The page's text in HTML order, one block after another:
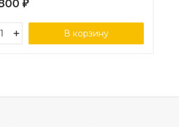
₽
В корзину